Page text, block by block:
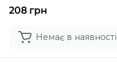
208 грн
Немає в наявності